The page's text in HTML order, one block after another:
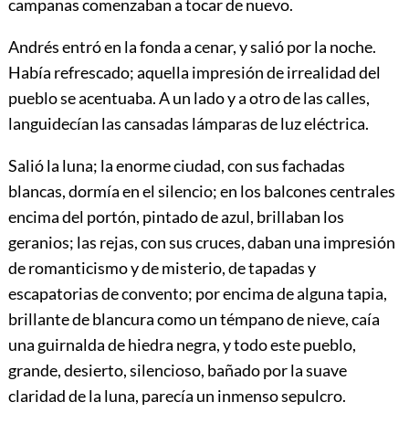
campanas comenzaban a tocar de nuevo.
Andrés entró en la fonda a cenar, y salió por la noche.
Había refrescado; aquella impresión de irrealidad del
pueblo se acentuaba. A un lado y a otro de las calles,
languidecían las cansadas lámparas de luz eléctrica.
Salió la luna; la enorme ciudad, con sus fachadas
blancas, dormía en el silencio; en los balcones centrales
encima del portón, pintado de azul, brillaban los
geranios; las rejas, con sus cruces, daban una impresión
de romanticismo y de misterio, de tapadas y
escapatorias de convento; por encima de alguna tapia,
brillante de blancura como un témpano de nieve, caía
una guirnalda de hiedra negra, y todo este pueblo,
grande, desierto, silencioso, bañado por la suave
claridad de la luna, parecía un inmenso sepulcro.